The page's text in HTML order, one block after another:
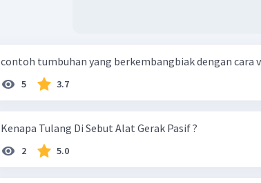
contoh tumbuhan yang berkembangbiak dengan cara
5 3.7
Kenapa Tulang Di Sebut Alat Gerak Pasif ?
2 5.0